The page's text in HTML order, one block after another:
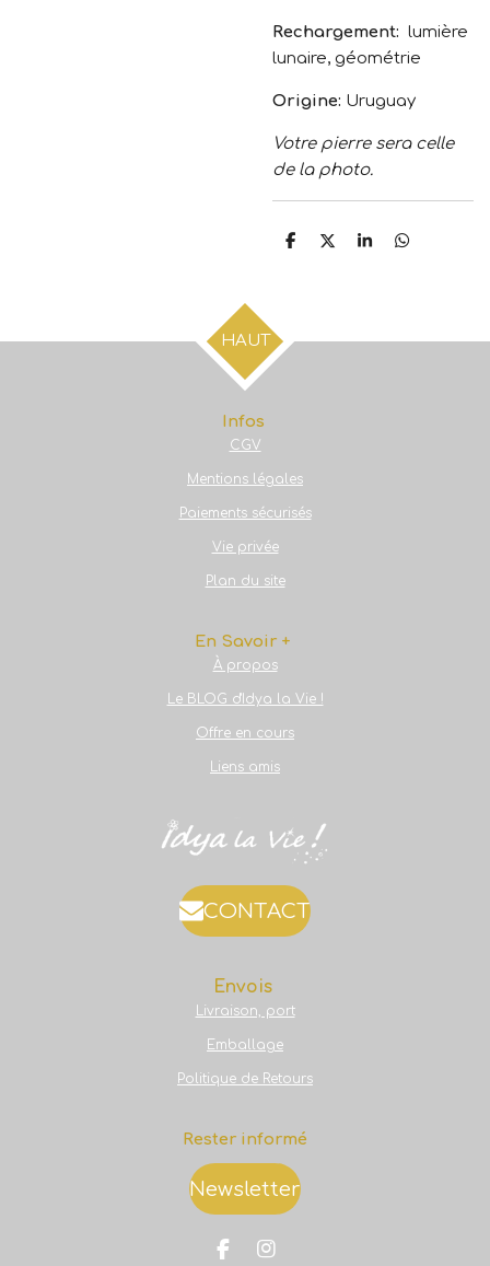
Rechargement: lumière
lunaire, géométrie
Origine: Uruguay
Votre pierre sera celle
de la photo.
P
e
P
e
P
e
P
e
HAUT
Infos
CGV
Mentions légales
Paiements sécurisés
Vie privée
Plan du site
En Savoir +
À propos
Le BLOG d'Idya la Vie !
Offre en cours
Liens amis
CONTACT
Envois
Livraison, port
Emballage
Politique de Retours
Rester informé
Newsletter
F I